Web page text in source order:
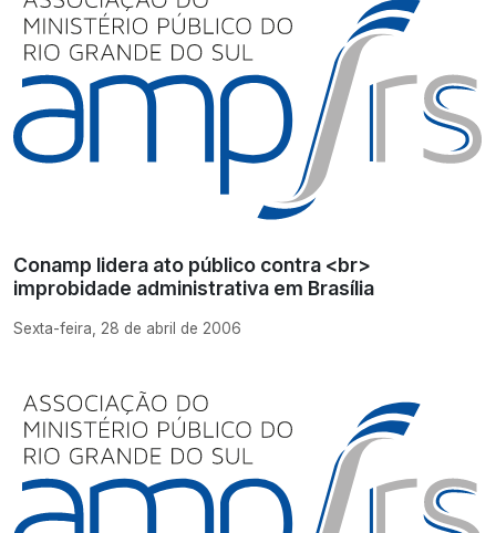
Conamp lidera ato público contra <br>
improbidade administrativa em Brasília
Sexta-feira, 28 de abril de 2006